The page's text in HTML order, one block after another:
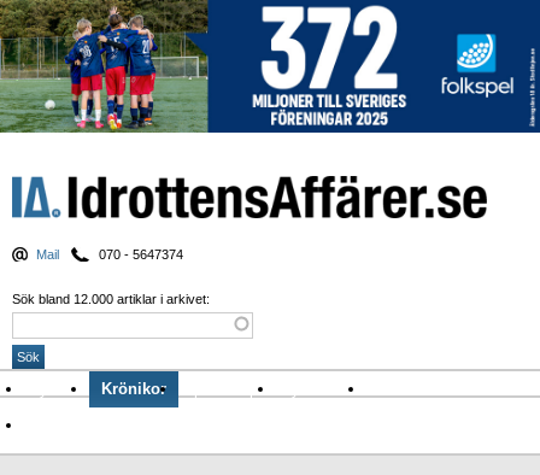
Mail 070 - 5647374
Sök bland 12.000 artiklar i arkivet:
Nyheter Krönikor Sport & spel Nyhetsbrev